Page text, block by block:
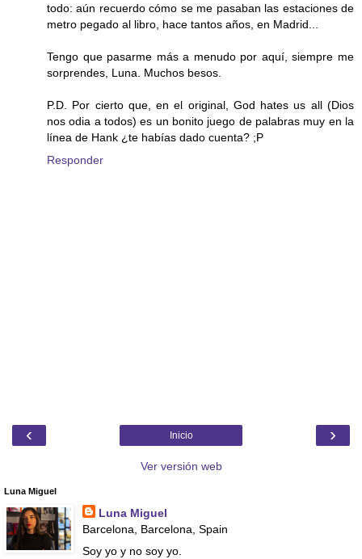
todo: aún recuerdo cómo se me pasaban las estaciones de
metro pegado al libro, hace tantos años, en Madrid...
Tengo que pasarme más a menudo por aquí, siempre me
sorprendes, Luna. Muchos besos.
P.D. Por cierto que, en el original, God hates us all (Dios
nos odia a todos) es un bonito juego de palabras muy en la
línea de Hank ¿te habías dado cuenta? ;P
Responder
‹ ›
Inicio
Ver versión web
Luna Miguel
Luna Miguel
Barcelona, Barcelona, Spain
Soy yo y no soy yo.